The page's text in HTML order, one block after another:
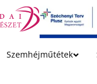
Szemhéjműtétek